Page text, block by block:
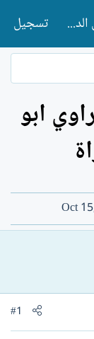
تسجيل الدخول تسجيل
ابو
Oct
#1